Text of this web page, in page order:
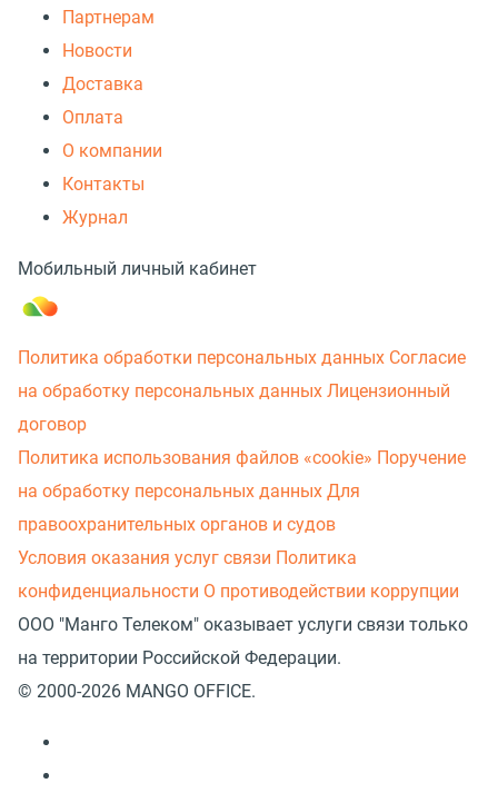
Партнерам
Новости
Доставка
Оплата
О компании
Контакты
Журнал
Мобильный личный кабинет
Политика обработки персональных данных Согласие
на обработку персональных данных Лицензионный
договор
Политика использования файлов «cookie» Поручение
на обработку персональных данных Для
правоохранительных органов и судов
Условия оказания услуг связи Политика
конфиденциальности О противодействии коррупции
ООО "Манго Телеком" оказывает услуги связи только
на территории Российской Федерации.
© 2000-2026 MANGO OFFICE.